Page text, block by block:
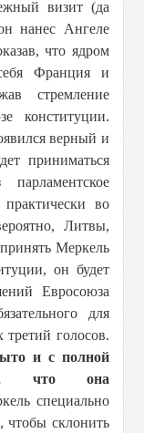
визит (да
нанес Ангеле
что ядром
Франция и
стремление
конституции.
верный и
приниматься
во
Литвы,
Меркель
он будет
Евросоюза
для
третий голосов.
и с полной
что она
специально
чтобы склонить